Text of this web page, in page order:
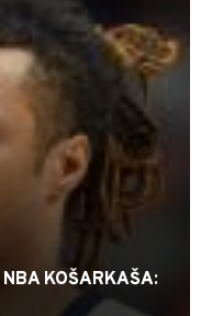
KOŠARKAŠA: